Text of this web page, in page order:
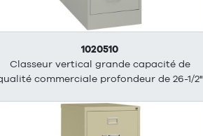
1020510
Classeur vertical grande capacité de
commerciale profondeur de 26-1/2"